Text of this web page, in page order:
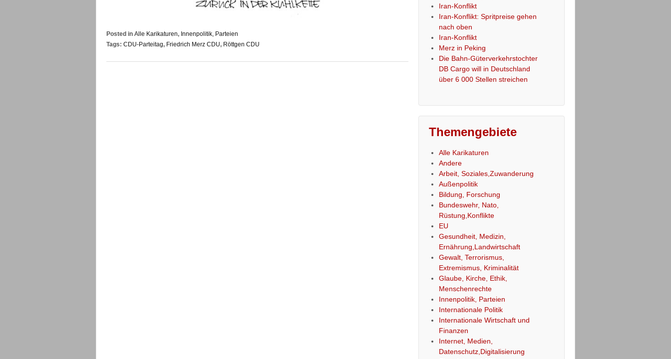
Posted in Alle Karikaturen, Innenpolitik, Parteien
Tags: CDU-Parteitag, Friedrich Merz CDU, Röttgen CDU
Iran-Konflikt
Iran-Konflikt: Spritpreise gehen
nach oben
Iran-Konflikt
Merz in Peking
Die Bahn-Güterverkehrstochter
DB Cargo will in Deutschland
über 6 000 Stellen streichen
Themengebiete
Alle Karikaturen
Andere
Arbeit, Soziales,Zuwanderung
Außenpolitik
Bildung, Forschung
Bundeswehr, Nato,
Rüstung,Konflikte
EU
Gesundheit, Medizin,
Ernährung,Landwirtschaft
Gewalt, Terrorismus,
Extremismus, Kriminalität
Glaube, Kirche, Ethik,
Menschenrechte
Innenpolitik, Parteien
Internationale Politik
Internationale Wirtschaft und
Finanzen
Internet, Medien,
Datenschutz,Digitalisierung